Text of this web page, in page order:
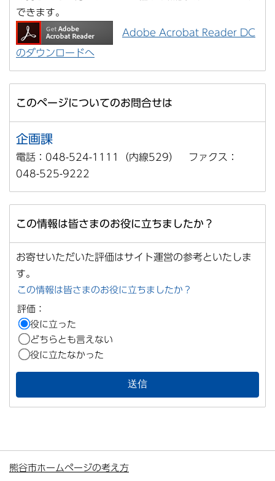
できます。
Adobe Acrobat Reader DC
のダウンロードへ
このページについてのお問合せは
企画課
電話：048-524-1111（内線529） ファクス：
048-525-9222
この情報は皆さまのお役に立ちましたか？
お寄せいただいた評価はサイト運営の参考といたしま
す。
この情報は皆さまのお役に立ちましたか？
評価：
役に立った
どちらとも言えない
役に立たなかった
熊谷市ホームページの考え方